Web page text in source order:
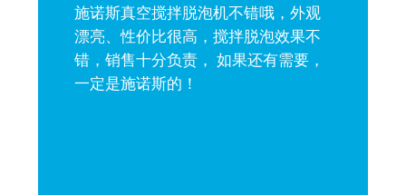
施诺斯真空搅拌脱泡机不错哦，外观
漂亮、性价比很高，搅拌脱泡效果不
错，销售十分负责， 如果还有需要，
一定是施诺斯的！